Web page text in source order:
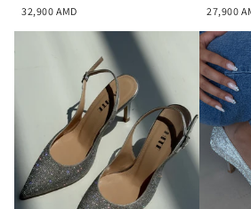
32,900 AMD 27,900